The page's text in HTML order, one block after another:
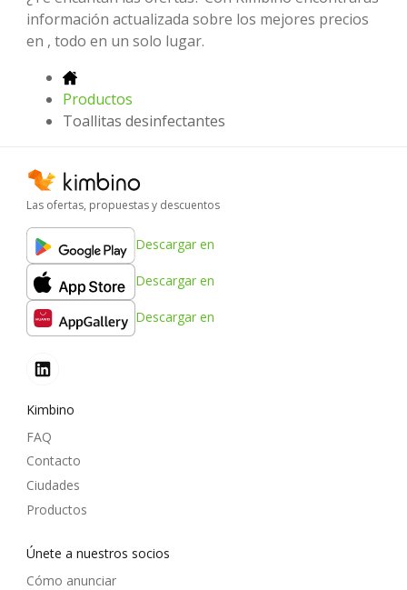
información actualizada sobre los mejores precios
en , todo en un solo lugar.
Productos
Toallitas desinfectantes
Las ofertas, propuestas y descuentos
Descargar en
Descargar en
Descargar en
Kimbino
FAQ
Contacto
Ciudades
Productos
Únete a nuestros socios
Cómo anunciar